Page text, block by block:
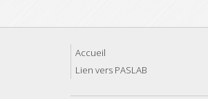
Accueil
Lien vers PASLAB